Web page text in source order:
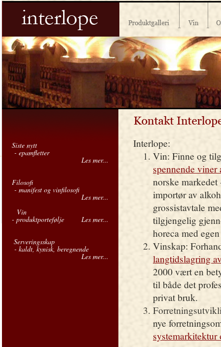
Siste nytt
- epamfletter
Les mer...
Filosofi
- manifest og vinfilosofi
Les mer...
Vin
- produktportefølje Les mer...
Serveringsskap
- kaldt, kynisk, beregnende
Les mer...
Interlope:
Vin: Finne og
spennende
norske
importør av
grossistavtale
tilgjengelig
horeca med
Vinskap:
langtidslagring
2000 vært en
til både det
privat bruk.
nye
systemarkitektur